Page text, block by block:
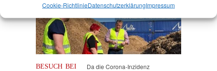
Cookie-RichtlinieDatenschutz­erklärungImpressum
BESUCH BEI
Havelland,Kommunales
Da die Corona-Inzidenz